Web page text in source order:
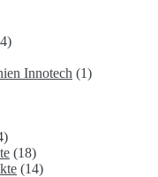
Innotech (1)
(18)
(14)